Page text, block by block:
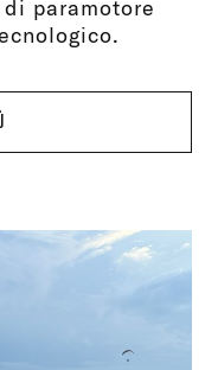
paramotore